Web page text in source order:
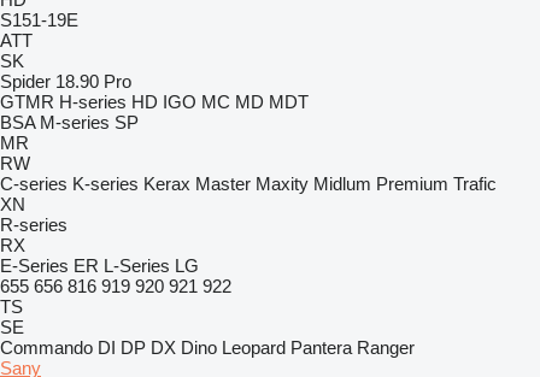
S151-19E
ATT
SK
Spider 18.90 Pro
GTMR H-series HD IGO MC MD MDT
BSA M-series SP
MR
RW
C-series K-series Kerax Master Maxity Midlum Premium Trafic
XN
R-series
RX
E-Series ER L-Series LG
655 656 816 919 920 921 922
TS
SE
Commando DI DP DX Dino Leopard Pantera Ranger
Sany